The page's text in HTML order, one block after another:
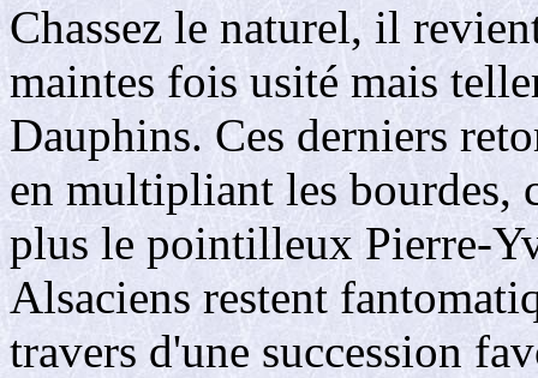
Chassez le naturel, il
maintes fois usité mais
Dauphins. Ces derniers
en multipliant les bourdes,
plus le pointilleux Pierre-
Alsaciens restent
travers d'une succession